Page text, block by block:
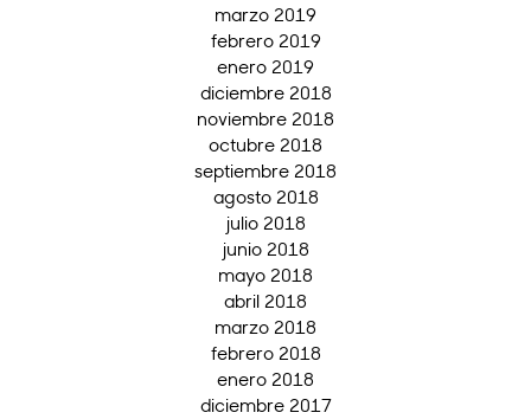
marzo 2019
febrero 2019
enero 2019
diciembre 2018
noviembre 2018
octubre 2018
septiembre 2018
agosto 2018
julio 2018
junio 2018
mayo 2018
abril 2018
marzo 2018
febrero 2018
enero 2018
diciembre 2017